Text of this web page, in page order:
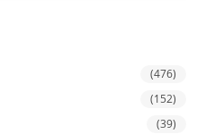
(476)
(152)
(39)